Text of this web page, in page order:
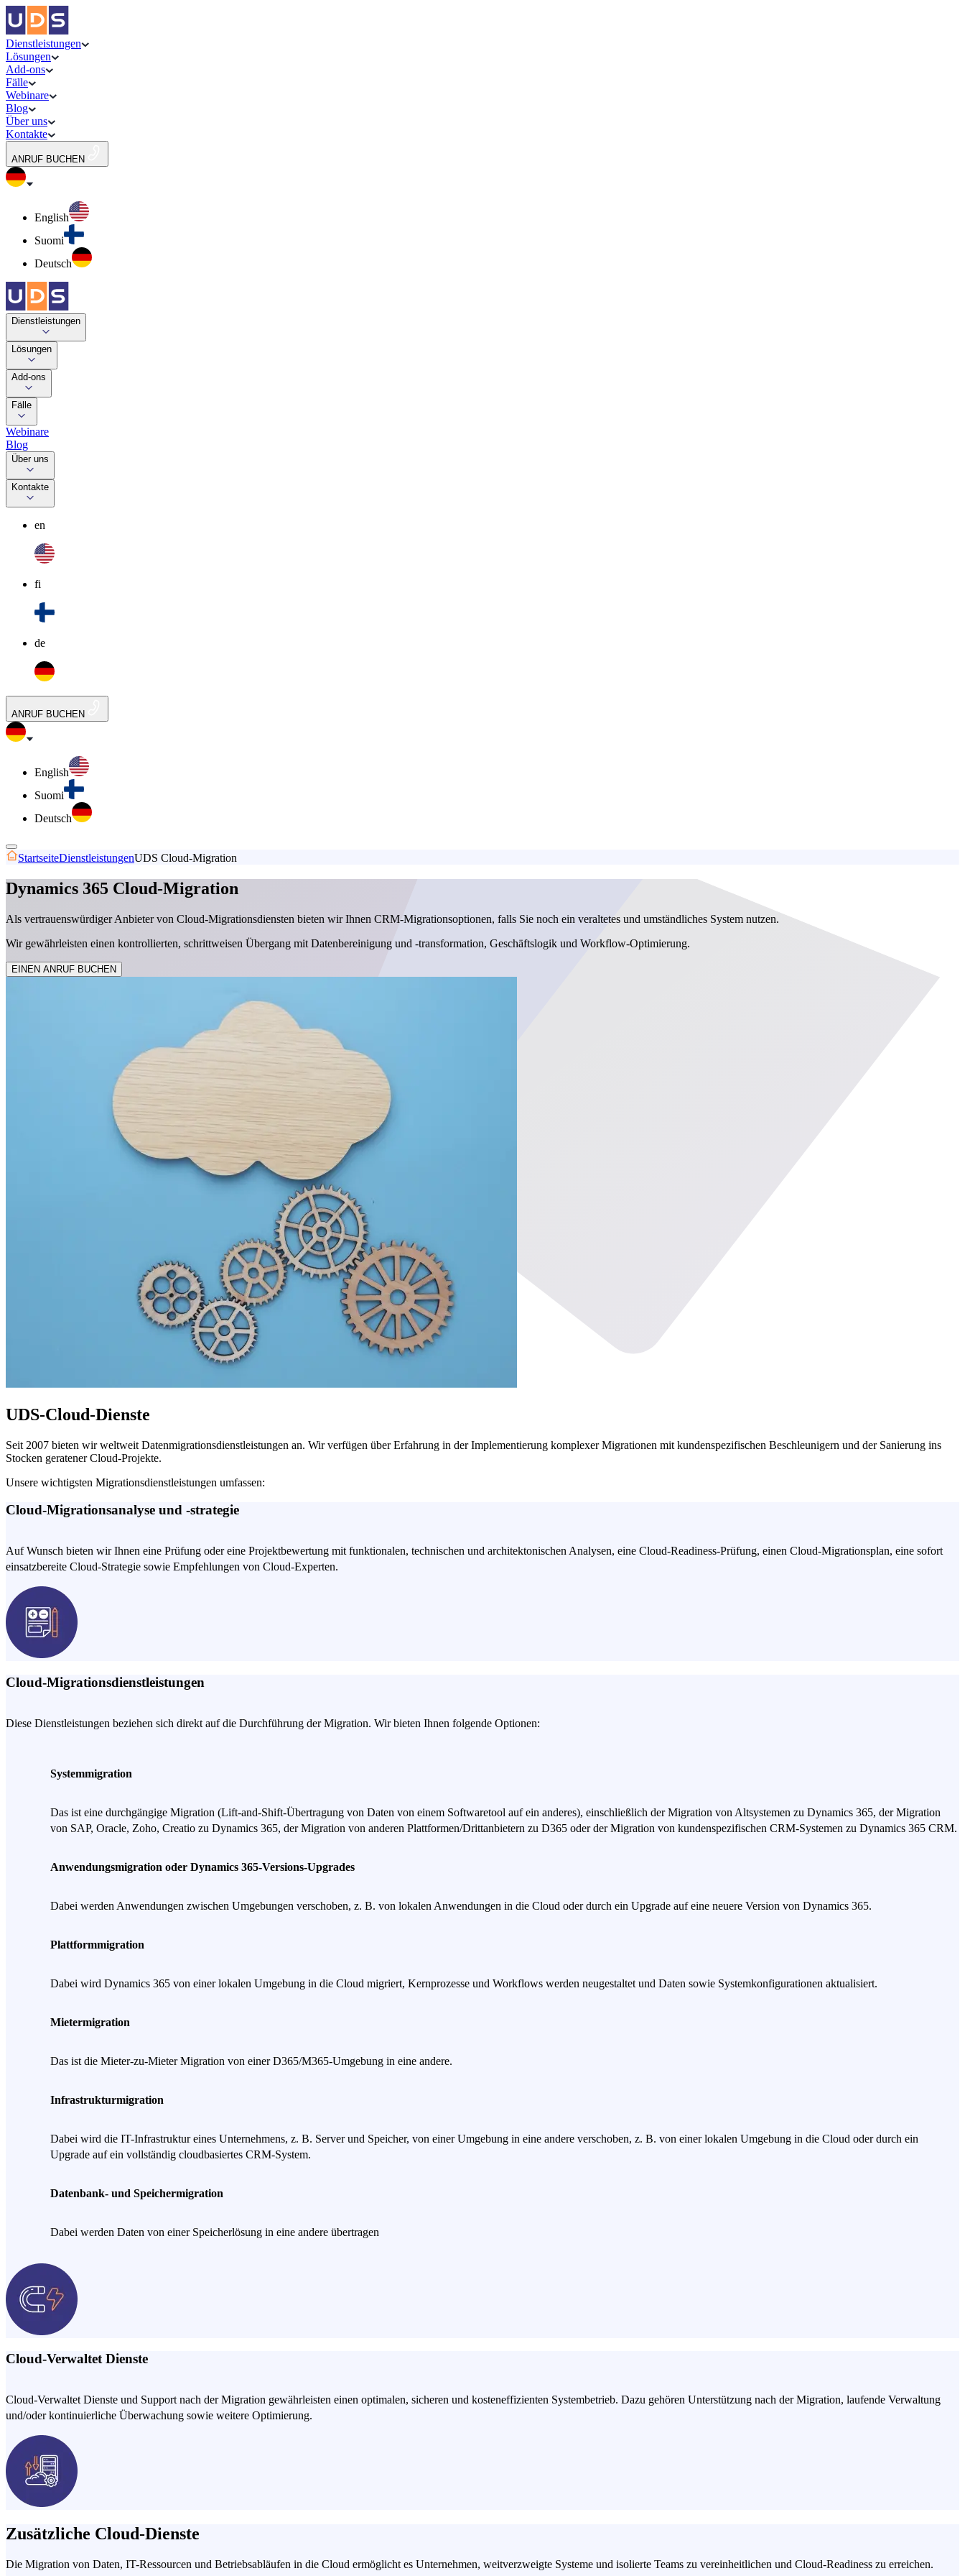
Dienstleistungen
Lösungen
Add-ons
Fälle
Webinare
Blog
Über uns
Kontakte
ANRUF BUCHEN
English
Suomi
Deutsch
Dienstleistungen
Lösungen
Add-ons
Fälle
Webinare
Blog
Über uns
Kontakte
en
fi
de
ANRUF BUCHEN
English
Suomi
Deutsch
StartseiteDienstleistungenUDS Cloud-Migration
Dynamics 365 Cloud-Migration
Als vertrauenswürdiger Anbieter von Cloud-Migrationsdiensten bieten wir Ihnen CRM-Migrationsoptionen, falls Sie noch ein veraltetes und umständliches System nutzen.
Wir gewährleisten einen kontrollierten, schrittweisen Übergang mit Datenbereinigung und -transformation, Geschäftslogik und Workflow-Optimierung.
EINEN ANRUF BUCHEN
UDS-Cloud-Dienste
Seit 2007 bieten wir weltweit Datenmigrationsdienstleistungen an. Wir verfügen über Erfahrung in der Implementierung komplexer Migrationen mit kundenspezifischen Beschleunigern und der Sanierung ins
Stocken geratener Cloud-Projekte.
Unsere wichtigsten Migrationsdienstleistungen umfassen:
Cloud-Migrationsanalyse und -strategie
Auf Wunsch bieten wir Ihnen eine Prüfung oder eine Projektbewertung mit funktionalen, technischen und architektonischen Analysen, eine Cloud-Readiness-Prüfung, einen Cloud-Migrationsplan, eine sofort
einsatzbereite Cloud-Strategie sowie Empfehlungen von Cloud-Experten.
Cloud-Migrationsdienstleistungen
Diese Dienstleistungen beziehen sich direkt auf die Durchführung der Migration. Wir bieten Ihnen folgende Optionen:
Systemmigration
Das ist eine durchgängige Migration (Lift-and-Shift-Übertragung von Daten von einem Softwaretool auf ein anderes), einschließlich der Migration von Altsystemen zu Dynamics 365, der Migration
von SAP, Oracle, Zoho, Creatio zu Dynamics 365, der Migration von anderen Plattformen/Drittanbietern zu D365 oder der Migration von kundenspezifischen CRM-Systemen zu Dynamics 365 CRM.
Anwendungsmigration oder Dynamics 365-Versions-Upgrades
Dabei werden Anwendungen zwischen Umgebungen verschoben, z. B. von lokalen Anwendungen in die Cloud oder durch ein Upgrade auf eine neuere Version von Dynamics 365.
Plattformmigration
Dabei wird Dynamics 365 von einer lokalen Umgebung in die Cloud migriert, Kernprozesse und Workflows werden neugestaltet und Daten sowie Systemkonfigurationen aktualisiert.
Mietermigration
Das ist die Mieter-zu-Mieter Migration von einer D365/M365-Umgebung in eine andere.
Infrastrukturmigration
Dabei wird die IT-Infrastruktur eines Unternehmens, z. B. Server und Speicher, von einer Umgebung in eine andere verschoben, z. B. von einer lokalen Umgebung in die Cloud oder durch ein
Upgrade auf ein vollständig cloudbasiertes CRM-System.
Datenbank- und Speichermigration
Dabei werden Daten von einer Speicherlösung in eine andere übertragen
Cloud-Verwaltet Dienste
Cloud-Verwaltet Dienste und Support nach der Migration gewährleisten einen optimalen, sicheren und kosteneffizienten Systembetrieb. Dazu gehören Unterstützung nach der Migration, laufende Verwaltung
und/oder kontinuierliche Überwachung sowie weitere Optimierung.
Zusätzliche Cloud-Dienste
Die Migration von Daten, IT-Ressourcen und Betriebsabläufen in die Cloud ermöglicht es Unternehmen, weitverzweigte Systeme und isolierte Teams zu vereinheitlichen und Cloud-Readiness zu erreichen.